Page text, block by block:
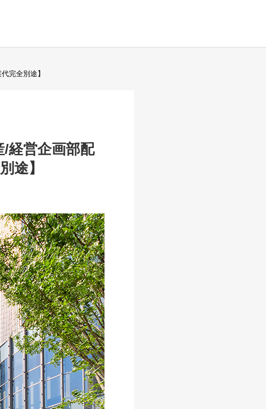
完全別途】
経営企画部配
途】